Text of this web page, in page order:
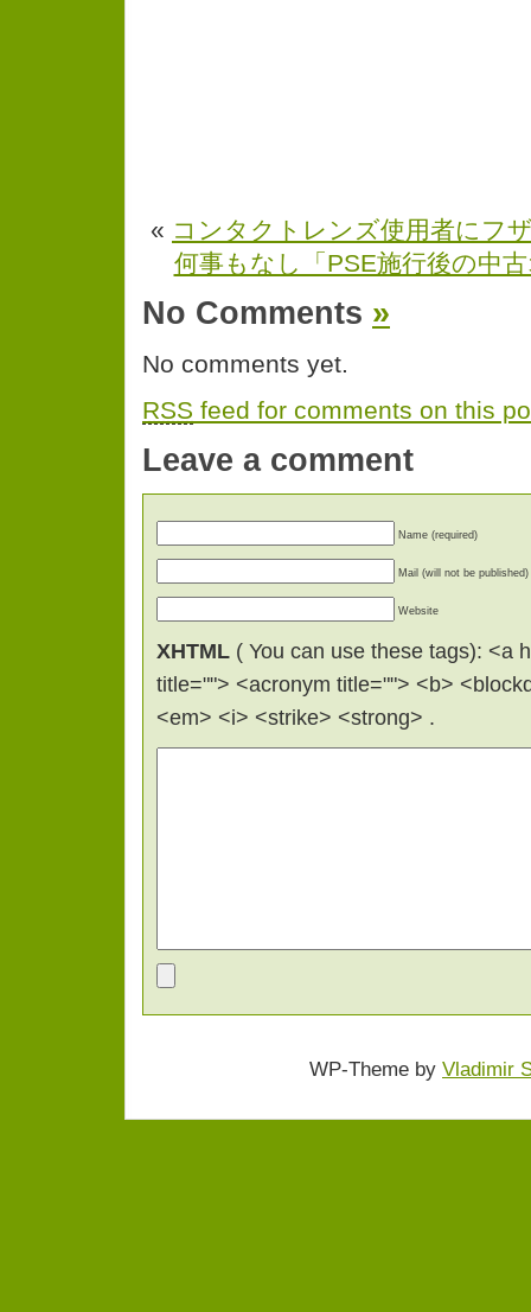
« コンタクトレンズ使用者にフ
何事もなし「PSE施行後の中
No Comments »
No comments yet.
RSS feed for comments on this
Leave a comment
Name (required)
Mail (will not be published)
Website
XHTML ( You can use these tags): <a
title=""> <acronym title=""> <b>
<em> <i> <strike> <strong> .
WP-Theme by Vladimir